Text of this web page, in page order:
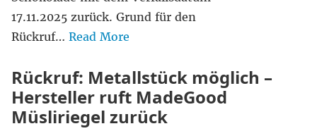
17.11.2025 zurück. Grund für den
Rückruf… Read More
Rückruf: Metallstück möglich –
Hersteller ruft MadeGood
Müsliriegel zurück